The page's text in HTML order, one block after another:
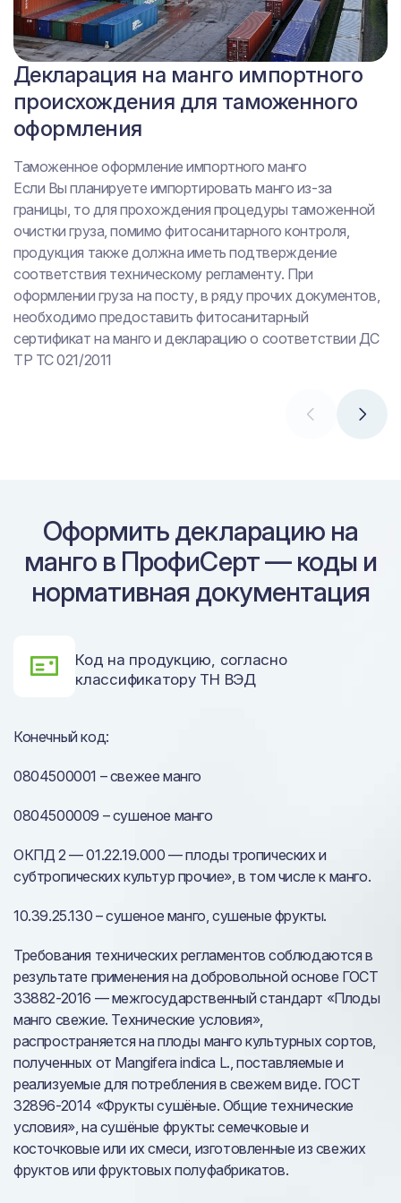
Декларация на манго импортного
происхождения для таможенного
оформления
Таможенное оформление импортного манго
Если Вы планируете импортировать манго из-за
границы, то для прохождения процедуры таможенной
очистки груза, помимо фитосанитарного контроля,
продукция также должна иметь подтверждение
соответствия техническому регламенту. При
оформлении груза на посту, в ряду прочих документов,
необходимо предоставить фитосанитарный
сертификат на манго и декларацию о соответствии ДС
ТР ТС 021/2011
Сертификат на манго
отечественного производства
Реализация и производство отечественной продукции
всей территории Таможенного союза (Россия,
Белоруссия, Казахстан, Киргизия, Армения)
изготовителю или продавцу необходимо иметь
документы, подтверждающие соответствие качества
продукции. Таким образом, декларация на манго
является обязательным документом и позволяет
осуществлять розничную и оптовую реализацию
продукции
Оформить декларацию на
манго в ПрофиСерт — коды и
нормативная документация
Код на продукцию, согласно
классификатору ТН ВЭД
Конечный код:
0804500001 – свежее манго
0804500009 – сушеное манго
ОКПД 2 — 01.22.19.000 — плоды тропических и
субтропических культур прочие», в том числе к манго.
10.39.25.130 – сушеное манго, сушеные фрукты.
Требования технических регламентов соблюдаются в
результате применения на добровольной основе ГОСТ
33882-2016 — межгосударственный стандарт «Плоды
манго свежие. Технические условия»,
распространяется на плоды манго культурных сортов,
полученных от Mangifera indica L., поставляемые и
реализуемые для потребления в свежем виде. ГОСТ
32896-2014 «Фрукты сушёные. Общие технические
условия», на сушёные фрукты: семечковые и
косточковые или их смеси, изготовленные из свежих
фруктов или фруктовых полуфабрикатов.